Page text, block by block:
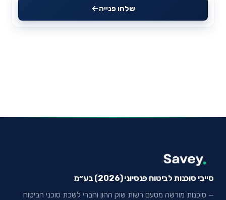
שלחו פנייה
סייבי סוכנות לביטוח פנסיוני (2026) בע״מ
— סוכנות מורשה מטעם רשות שוק ההון וחברי לשכת סוכני הביטוח